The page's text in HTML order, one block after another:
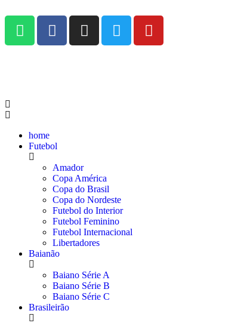
home
Futebol
Amador
Copa América
Copa do Brasil
Copa do Nordeste
Futebol do Interior
Futebol Feminino
Futebol Internacional
Libertadores
Baianão
Baiano Série A
Baiano Série B
Baiano Série C
Brasileirão